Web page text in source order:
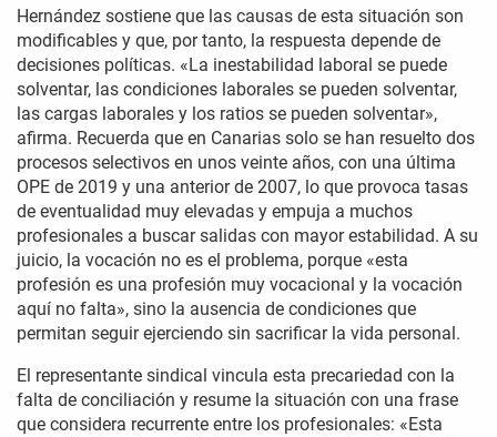
Hernández sostiene que las causas de esta situación son
modificables y que, por tanto, la respuesta depende de
decisiones políticas. «La inestabilidad laboral se puede
solventar, las condiciones laborales se pueden solventar,
las cargas laborales y los ratios se pueden solventar»,
afirma. Recuerda que en Canarias solo se han resuelto dos
procesos selectivos en unos veinte años, con una última
OPE de 2019 y una anterior de 2007, lo que provoca tasas
de eventualidad muy elevadas y empuja a muchos
profesionales a buscar salidas con mayor estabilidad. A su
juicio, la vocación no es el problema, porque «esta
profesión es una profesión muy vocacional y la vocación
aquí no falta», sino la ausencia de condiciones que
permitan seguir ejerciendo sin sacrificar la vida personal.
El representante sindical vincula esta precariedad con la
falta de conciliación y resume la situación con una frase
que considera recurrente entre los profesionales: «Esta